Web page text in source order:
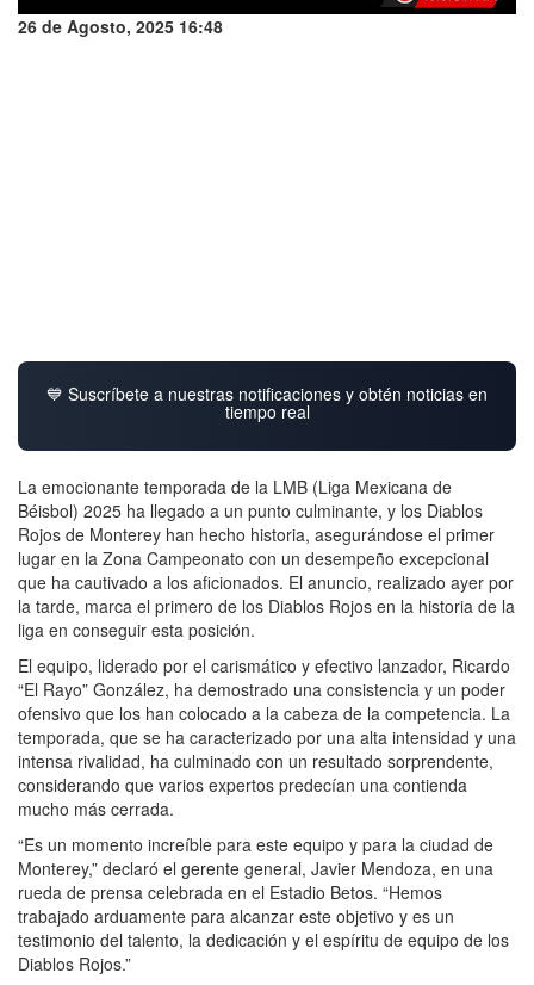
26 de Agosto, 2025 16:48
💙 Suscríbete a nuestras notificaciones y obtén noticias en
tiempo real
La emocionante temporada de la LMB (Liga Mexicana de
Béisbol) 2025 ha llegado a un punto culminante, y los Diablos
Rojos de Monterey han hecho historia, asegurándose el primer
lugar en la Zona Campeonato con un desempeño excepcional
que ha cautivado a los aficionados. El anuncio, realizado ayer por
la tarde, marca el primero de los Diablos Rojos en la historia de la
liga en conseguir esta posición.
El equipo, liderado por el carismático y efectivo lanzador, Ricardo
“El Rayo” González, ha demostrado una consistencia y un poder
ofensivo que los han colocado a la cabeza de la competencia. La
temporada, que se ha caracterizado por una alta intensidad y una
intensa rivalidad, ha culminado con un resultado sorprendente,
considerando que varios expertos predecían una contienda
mucho más cerrada.
“Es un momento increíble para este equipo y para la ciudad de
Monterey,” declaró el gerente general, Javier Mendoza, en una
rueda de prensa celebrada en el Estadio Betos. “Hemos
trabajado arduamente para alcanzar este objetivo y es un
testimonio del talento, la dedicación y el espíritu de equipo de los
Diablos Rojos.”